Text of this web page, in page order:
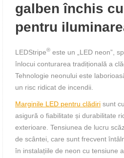
galben închis
pentru
LEDStripe® este un „LED neon”,
înlocui conturarea tradițională a
Tehnologie neonului este
un risc ridicat de incendii.
Marginile LED pentru clădiri sunt
asigură o fiabilitate și durabilitate
exterioare. Tensiunea de lucru
de scântei, care sunt frecvent
în instalațiile de neon cu tensiune